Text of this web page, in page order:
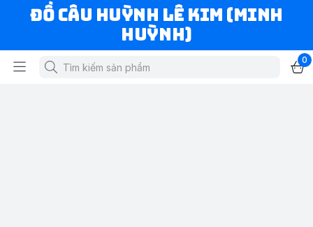
ĐỒ CÂU HUỲNH LÊ KIM (MINH
HUỲNH)
0